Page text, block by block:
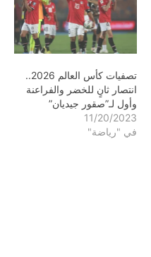
تصفيات كأس العالم 2026..
انتصار ثانٍ للخضر والفراعنة
وأول لـ”صقور جيديان”
11/20/2023
في "رياضة"